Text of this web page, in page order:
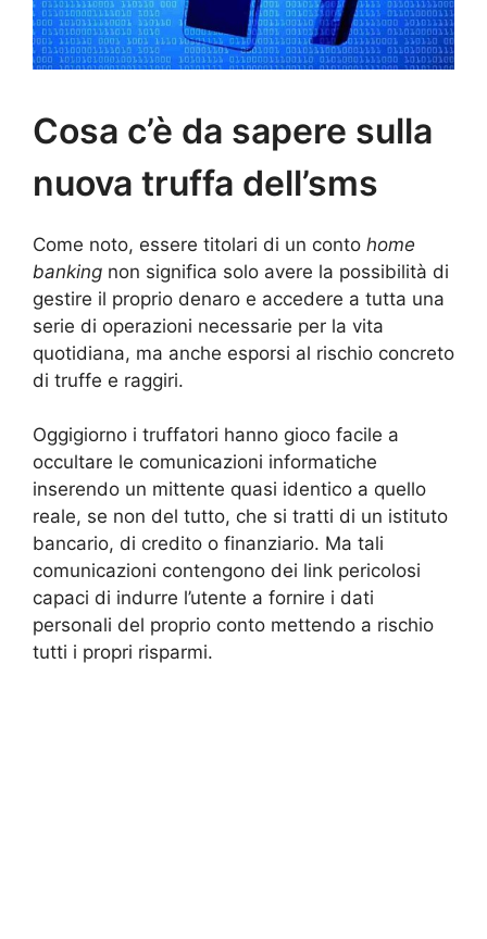
Cosa c’è da sapere sulla
nuova truffa dell’sms
Come noto, essere titolari di un conto home
banking non significa solo avere la possibilità di
gestire il proprio denaro e accedere a tutta una
serie di operazioni necessarie per la vita
quotidiana, ma anche esporsi al rischio concreto
di truffe e raggiri.
Oggigiorno i truffatori hanno gioco facile a
occultare le comunicazioni informatiche
inserendo un mittente quasi identico a quello
reale, se non del tutto, che si tratti di un istituto
bancario, di credito o finanziario. Ma tali
comunicazioni contengono dei link pericolosi
capaci di indurre l’utente a fornire i dati
personali del proprio conto mettendo a rischio
tutti i propri risparmi.